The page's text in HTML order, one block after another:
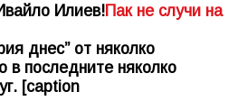
Илиев!Пак не случи на
днес” от няколко
в последните няколко
[caption